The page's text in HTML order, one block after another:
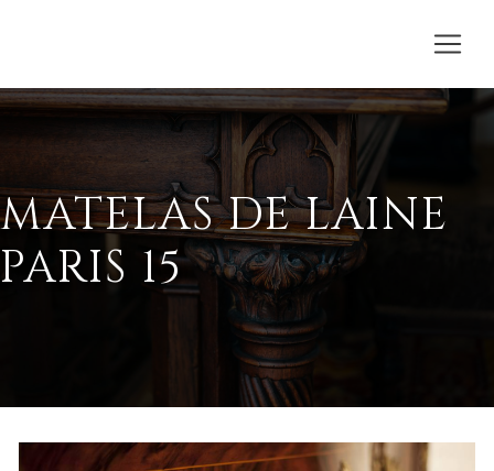
MATELAS DE LAINE
PARIS 15